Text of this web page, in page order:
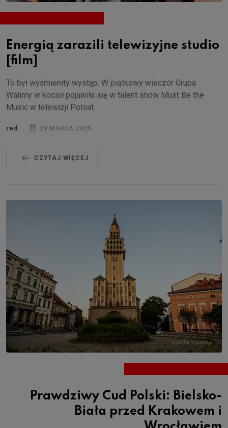
Energią zarazili telewizyjne studio
[film]
To był wyśmienity występ. W piątkowy wieczór Grupa
Walimy w kocioł pojawiła się w talent show Must Be the
Music w telewizji Polsat.
red. 29 MARCA 2025
CZYTAJ WIĘCEJ
Prawdziwy Cud Polski: Bielsko-
Biała przed Krakowem i